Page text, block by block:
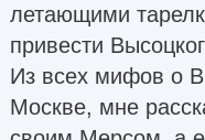
летающими
привести
Из всех мифов о
Москве, мне